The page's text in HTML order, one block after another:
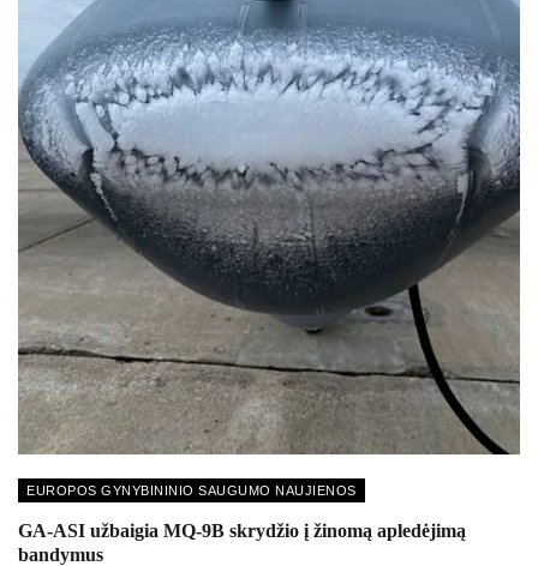
EUROPOS GYNYBININIO SAUGUMO NAUJIENOS
GA-ASI užbaigia MQ-9B skrydžio į žinomą apledėjimą
bandymus